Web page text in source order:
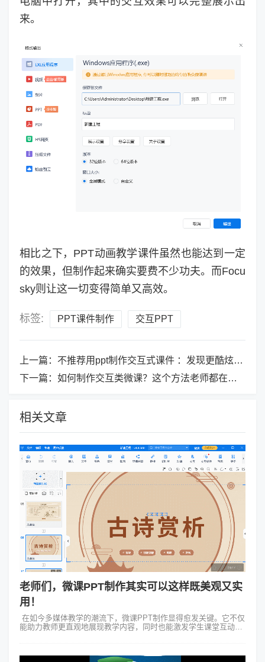
来。
相比之下，PPT动画教学课件虽然也能达到一定
的效果，但制作起来确实要费不少功夫。而Focu
sky则让这一切变得简单又高效。
标签: PPT课件制作 交互PPT
上一篇： 不推荐用ppt制作交互式课件 ：发现更酷炫的课件制作方式！
下一篇： 如何制作交互类微课？这个方法老师都在用！
相关文章
老师们，微课PPT制作其实可以这样既美观又实
用！
在如今多媒体教学的潮流下，微课PPT制作显得愈发关键。它不仅
能助力教师更直观地展现教学内容，同时也能激发学生课堂互动的